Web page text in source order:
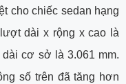
cho chiếc sedan hạng
dài x rộng x cao là
cơ sở là 3.061 mm.
số trên đã tăng hơn